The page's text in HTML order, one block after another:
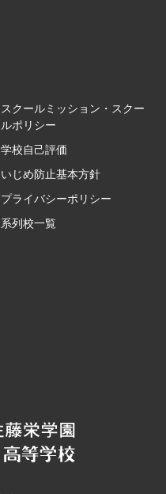
スクールミッション・スクー
ルポリシー
学校自己評価
いじめ防止基本方針
プライバシーポリシー
系列校一覧